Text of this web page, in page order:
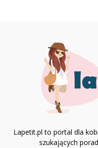
Lapetit.pl to portal dla
szukających